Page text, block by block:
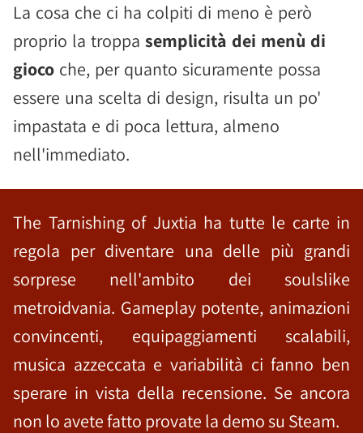
La cosa che ci ha colpiti di meno è però
proprio la troppa semplicità dei menù di
gioco che, per quanto sicuramente possa
essere una scelta di design, risulta un po'
impastata e di poca lettura, almeno
nell'immediato.
The Tarnishing of Juxtia ha tutte le carte in
regola per diventare una delle più grandi
sorprese nell'ambito dei soulslike
metroidvania. Gameplay potente, animazioni
convincenti, equipaggiamenti scalabili,
musica azzeccata e variabilità ci fanno ben
sperare in vista della recensione. Se ancora
non lo avete fatto provate la demo su Steam.